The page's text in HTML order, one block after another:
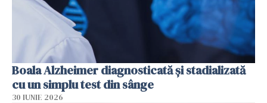
Boala Alzheimer diagnosticată și stadializată
cu un simplu test din sânge
30 IUNIE 2026